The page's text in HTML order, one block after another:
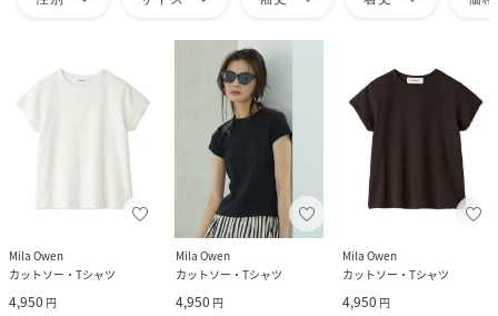
Mila Owen
カットソー・Tシャツ
4,950 円
Mila Owen
カットソー・Tシャツ
4,950 円
Mila Owen
カットソー・Tシャツ
4,950 円